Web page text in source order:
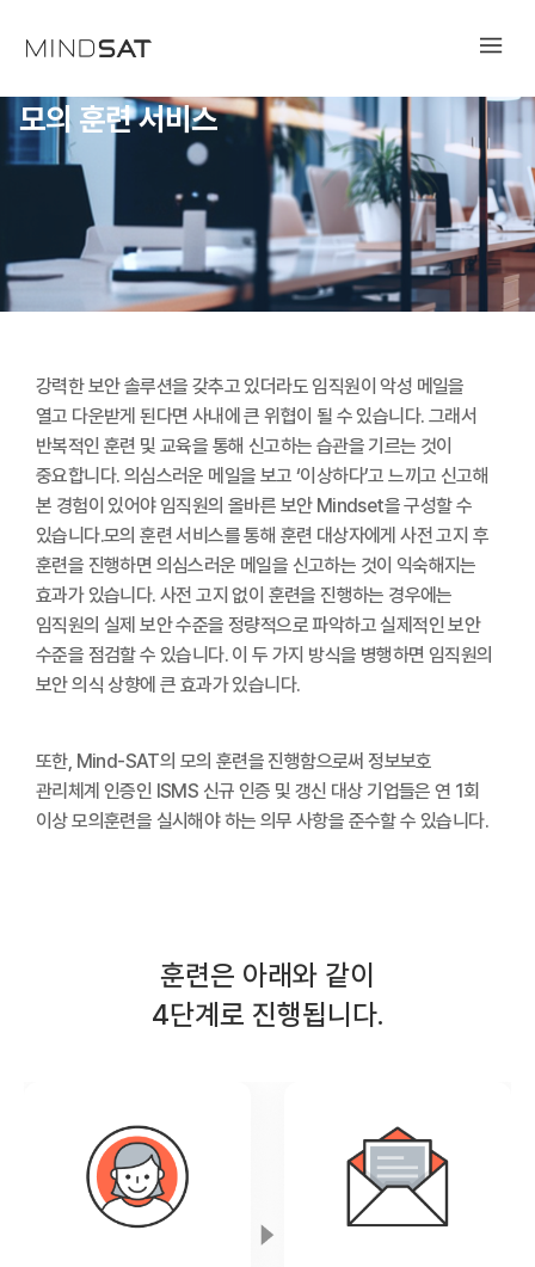
모의 훈련 서비스
강력한 보안 솔루션을 갖추고 있더라도 임직원이 악성 메일을
열고 다운받게 된다면 사내에 큰 위협이 될 수 있습니다. 그래서
반복적인 훈련 및 교육을 통해 신고하는 습관을 기르는 것이
중요합니다. 의심스러운 메일을 보고 ‘이상하다’고 느끼고 신고해
본 경험이 있어야 임직원의 올바른 보안 Mindset을 구성할 수
있습니다.모의 훈련 서비스를 통해 훈련 대상자에게 사전 고지 후
훈련을 진행하면 의심스러운 메일을 신고하는 것이 익숙해지는
효과가 있습니다. 사전 고지 없이 훈련을 진행하는 경우에는
임직원의 실제 보안 수준을 정량적으로 파악하고 실제적인 보안
수준을 점검할 수 있습니다. 이 두 가지 방식을 병행하면 임직원의
보안 의식 상향에 큰 효과가 있습니다.
또한, Mind-SAT의 모의 훈련을 진행함으로써 정보보호
관리체계 인증인 ISMS 신규 인증 및 갱신 대상 기업들은 연 1회
이상 모의훈련을 실시해야 하는 의무 사항을 준수할 수 있습니다.
훈련은 아래와 같이
4단계로 진행됩니다.